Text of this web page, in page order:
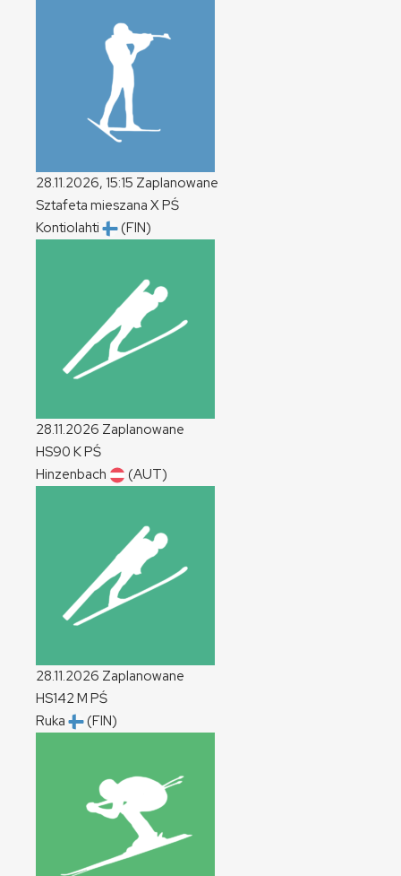
28.11.2026, 15:15 Zaplanowane
Sztafeta mieszana XPŚ
Kontiolahti
(FIN)
28.11.2026 Zaplanowane
HS90 KPŚ
Hinzenbach
(AUT)
28.11.2026 Zaplanowane
HS142M PŚ
Ruka
(FIN)